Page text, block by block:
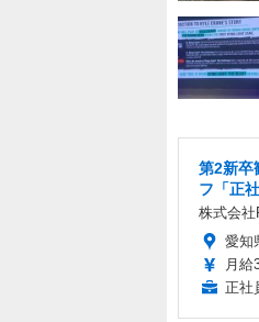
第2新卒
フ「正
株式会社
愛知
月給
正社